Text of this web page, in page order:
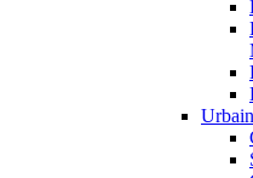
Urbain